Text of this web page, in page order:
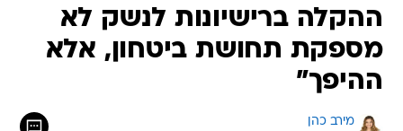
ההקלה ברישיונות לנשק לא
מספקת תחושת ביטחון, אלא
ההיפך"
מירב כהן